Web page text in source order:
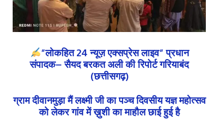
”लोकहित 24 न्यूज़ एक्सप्रेस लाइव” प्रधान
संपादक– सैयद बरकत अली की रिपोर्ट गरियाबंद
(छत्तीसगढ़)
ग्राम दीवानमुड़ा मैं लक्ष्मी जी का पञ्च दिवसीय यज्ञ महोत्सव
को लेकर गांव में ख़ुशी का माहौल छाई हुई है